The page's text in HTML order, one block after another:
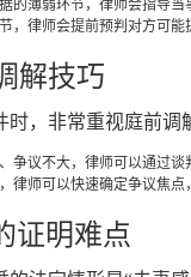
的薄弱环节，律师会指导
，律师会提前预判对方可能
解技巧
，非常重视庭前调
争议不大，律师可以通过
律师可以快速确定争议焦点
证明难点